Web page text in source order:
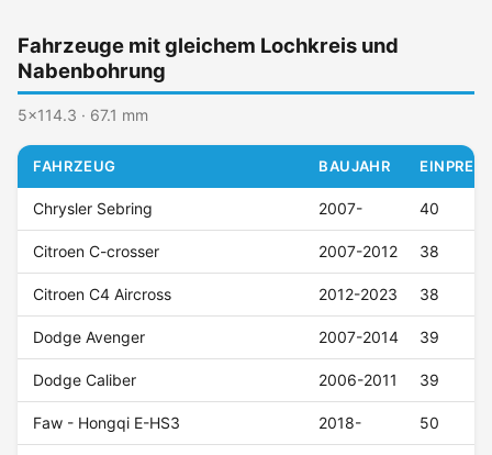
Fahrzeuge mit gleichem Lochkreis und
Nabenbohrung
5x114.3 · 67.1 mm
FAHRZEUG BAUJAHR
Chrysler Sebring 2007- 40
Citroen C-crosser 2007-2012 38
Citroen C4 Aircross 2012-2023 38
Dodge Avenger 2007-2014 39
Dodge Caliber 2006-2011 39
Faw - Hongqi E-HS3 2018- 50